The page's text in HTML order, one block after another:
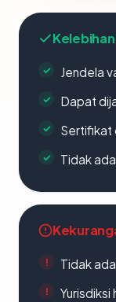
Kelebihan
Jendela
Dapat
Sertifikat
Tidak
Tidak